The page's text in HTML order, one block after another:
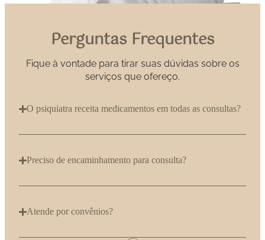
Perguntas Frequentes
Fique à vontade para tirar suas dúvidas sobre os
serviços que ofereço.
O psiquiatra receita medicamentos em todas as consultas?
Preciso de encaminhamento para consulta?
Atende por convênios?